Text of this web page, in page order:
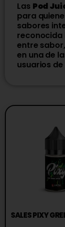
Las Pod
para
sabores
reconocida
entre
en una de
usuarios
SALES PIXY